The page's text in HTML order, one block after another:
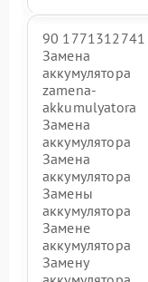
90 1771312741
Замена
аккумулятора
zamena-
akkumulyatora
Замена
аккумулятора
Замена
аккумулятора
Замены
аккумулятора
Замене
аккумулятора
Замену